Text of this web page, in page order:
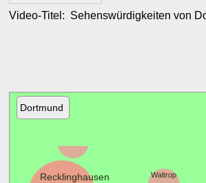
Video-Titel: Sehenswürdigkeiten von
Dortmund
Waltrop
Recklinghausen